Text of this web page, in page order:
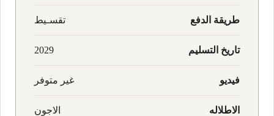
طريقة الدفع تقسـيط
تاريخ التسليم 2029
فيديو غير متوفر
الاطلاله الاجون